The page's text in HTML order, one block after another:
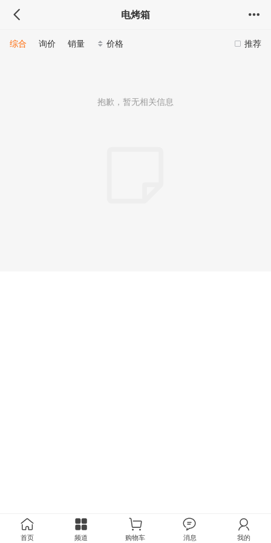
电烤箱
推荐
综合 询价 销量 价格
抱歉，暂无相关信息
首页 频道 购物车 消息 我的